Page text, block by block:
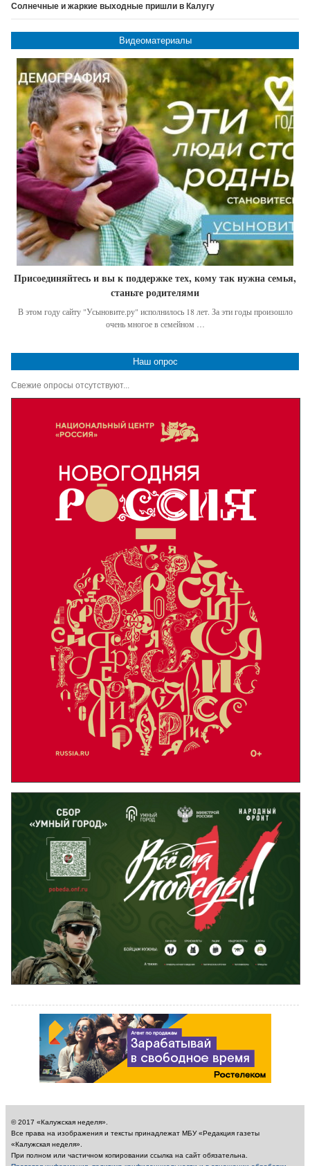
Солнечные и жаркие выходные пришли в Калугу
Видеоматериалы
Присоединяйтесь и вы к поддержке тех, кому так нужна семья,
станьте родителями
В этом году сайту "Усыновите.ру" исполнилось 18 лет. За эти годы произошло
очень многое в семейном …
Наш опрос
Свежие опросы отсутствуют...
© 2017 «Калужская неделя».
Все права на изображения и тексты принадлежат МБУ «Редакция газеты
«Калужская неделя».
При полном или частичном копировании ссылка на сайт обязательна.